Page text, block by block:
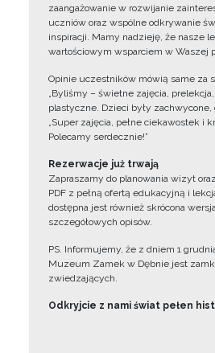
zaangażowanie w rozwijanie
uczniów oraz wspólne odkrywanie
inspiracji. Mamy nadzieję, że nasze
wartościowym wsparciem w Waszej
Opinie uczestników mówią same za
„Byliśmy – świetne zajęcia,
plastyczne. Dzieci były
„Super zajęcia, pełne ciekawostek i
Polecamy serdecznie!”
Rezerwacje już trwają
Zapraszamy do planowania wizyt
PDF z pełną ofertą edukacyjną i
dostępna jest również skrócona
szczegółowych opisów.
PS. Informujemy, że z dniem 1
Muzeum Zamek w Dębnie jest
zwiedzających.
Odkryjcie z nami świat pełen